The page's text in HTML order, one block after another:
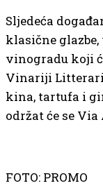
Sljedeća
klasične
vinogradu koji
Vinariji Litterarii
kina, tartufa i
održat će se Via
FOTO: PROMO